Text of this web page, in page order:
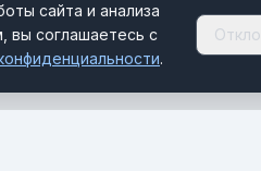
сайта и анализа
вы соглашаетесь с
.